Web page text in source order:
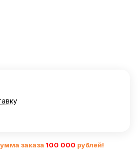
заказа 100 000 рублей!